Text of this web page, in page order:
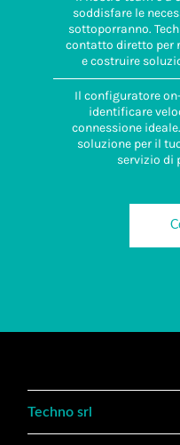
soddisfare le
sottoporranno.
contatto diretto per
e costruire
Il configuratore
identificare
connessione
soluzione per il
servizio di
Techno srl